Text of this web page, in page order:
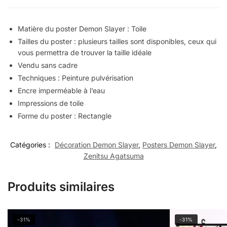
Matière du poster Demon Slayer : Toile
Tailles du poster : plusieurs tailles sont disponibles, ceux qui
vous permettra de trouver la taille idéale
Vendu sans cadre
Techniques : Peinture pulvérisation
Encre imperméable à l’eau
Impressions de toile
Forme du poster : Rectangle
Catégories : Décoration Demon Slayer, Posters Demon Slayer,
Zenitsu Agatsuma
Produits similaires
-31% -31%